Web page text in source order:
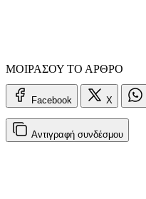
ΜΟΙΡΑΣΟΥ ΤΟ ΑΡΘΡΟ
Facebook X
Αντιγραφή συνδέσμου